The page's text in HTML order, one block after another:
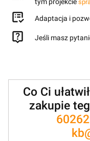
tym projekcie
Adaptacja i
Jeśli masz
Co Ci
zakupie